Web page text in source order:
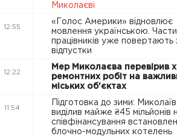
Миколаєві
12:55
«Голос Америки» відновлює
мовлення українською.
працівників уже повертають
відпустки
12:22
Мер Миколаєва перевірив
ремонтних робіт на
міських об'єктах
11:54
Підготовка до зими: Миколаїв
виділив майже ₴45 мільйонів
співфінансування
блочно-модульних котелень